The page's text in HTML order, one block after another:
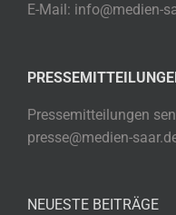
E-Mail: info@medien-
Pressemitteilungen
presse@medien-
NEUESTE BEITRÄGE